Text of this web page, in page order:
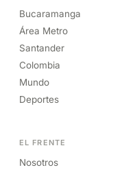
Bucaramanga
Área Metro
Santander
Colombia
Mundo
Deportes
EL FRENTE
Nosotros